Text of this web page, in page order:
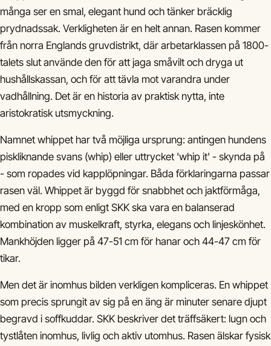
många ser en smal, elegant hund och tänker bräcklig
prydnadssak. Verkligheten är en helt annan. Rasen kommer
från norra Englands gruvdistrikt, där arbetarklassen på 1800-
talets slut använde den för att jaga småvilt och dryga ut
hushållskassan, och för att tävla mot varandra under
vadhållning. Det är en historia av praktisk nytta, inte
aristokratisk utsmyckning.
Namnet whippet har två möjliga ursprung: antingen hundens
piskliknande svans (whip) eller uttrycket 'whip it' - skynda på
- som ropades vid kapplöpningar. Båda förklaringarna passar
rasen väl. Whippet är byggd för snabbhet och jaktförmåga,
med en kropp som enligt SKK ska vara en balanserad
kombination av muskelkraft, styrka, elegans och linjeskönhet.
Mankhöjden ligger på 47-51 cm för hanar och 44-47 cm för
tikar.
Men det är inomhus bilden verkligen kompliceras. En whippet
som precis sprungit av sig på en äng är minuter senare djupt
begravd i soffkuddar. SKK beskriver det träffsäkert: lugn och
tystlåten inomhus, livlig och aktiv utomhus. Rasen älskar fysisk